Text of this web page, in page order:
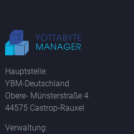
Hauptstelle:
YBM-Deutschland
Obere- Münsterstraße 4
44575 Castrop-Rauxel
Verwaltung: